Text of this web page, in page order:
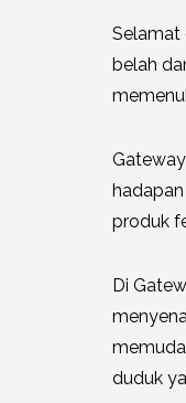
Selamat
belah
produk
Di
duduk